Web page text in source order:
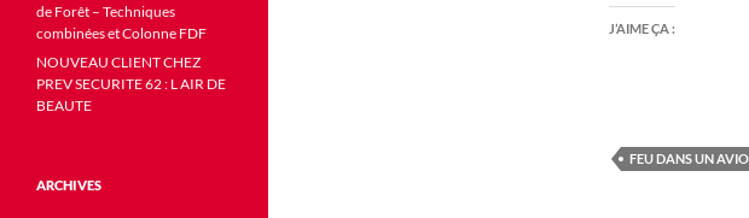
J’AIME ÇA :
FEU DANS UN
de Forêt – Techniques
combinées et Colonne FDF
NOUVEAU CLIENT CHEZ
PREV SECURITE 62 : L AIR DE
BEAUTE
ARCHIVES